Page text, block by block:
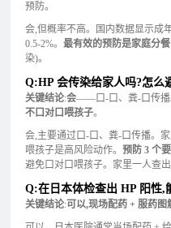
预防。
会,但概率不高。国内数据显示成
0.5-2%。 最有效的预防是家庭分
染)。
Q:HP 会传染给家人吗?怎么
关键结论:会——口-口、粪-口传播
不口对口喂孩子。
会,主要通过口-口、粪-口传播。
喂孩子是高风险动作。 预防 3 个
避免口对口喂孩子。家里一人查
Q:在日本体检查出 HP 阳性,
关键结论:可以,现场配药 + 服药图